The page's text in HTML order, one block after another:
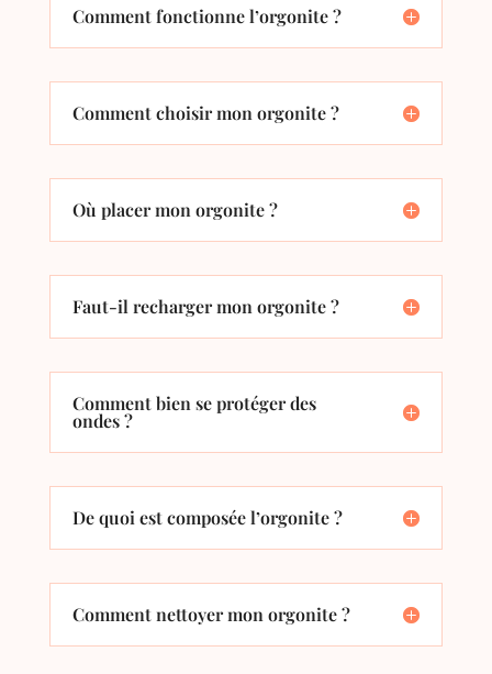
Comment fonctionne l’orgonite ?
Comment choisir mon orgonite ?
Où placer mon orgonite ?
Faut-il recharger mon orgonite ?
Comment bien se protéger des
ondes ?
De quoi est composée l’orgonite ?
Comment nettoyer mon orgonite ?